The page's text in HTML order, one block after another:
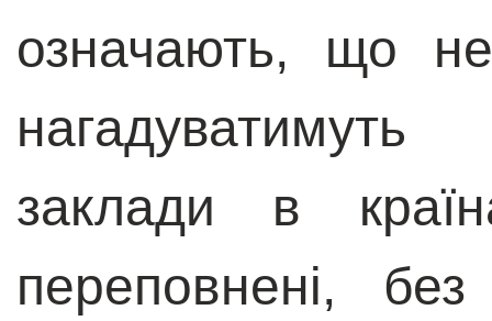
означають, що
заклади в
переповнені,